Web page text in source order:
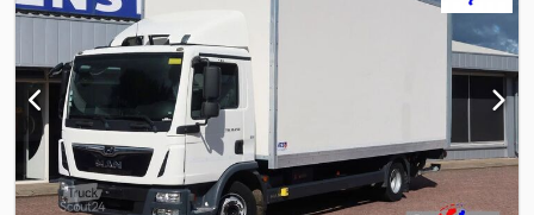
ikkunansäätö, sähkötoiminen peili, takalaitanostin,
vakionopeudensäädin